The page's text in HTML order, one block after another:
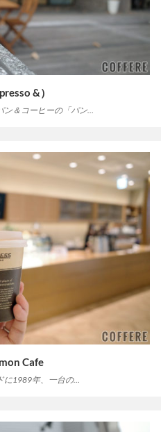
&）
＆コーヒーの「パン…
Cafe
に1989年、一台の…